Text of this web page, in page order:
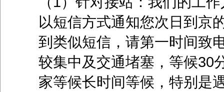
以短信方式通知您次日到京
到类似短信，请第一时间致
较集中及交通堵塞，等候30
家等候长时间等候，特别是